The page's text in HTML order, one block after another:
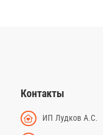
Контакты
ИП Лудков А.С.